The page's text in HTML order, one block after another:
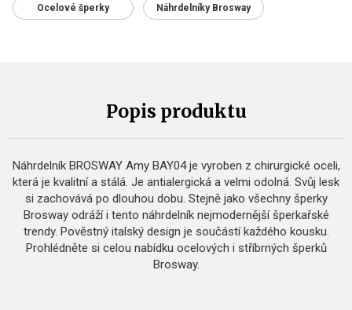
Ocelové šperky Náhrdelníky Brosway
Popis produktu
Náhrdelník BROSWAY Amy BAY04 je vyroben z chirurgické oceli,
která je kvalitní a stálá. Je antialergická a velmi odolná. Svůj lesk
si zachovává po dlouhou dobu. Stejně jako všechny šperky
Brosway odráží i tento náhrdelník nejmodernější šperkařské
trendy. Pověstný italský design je součástí každého kousku.
Prohlédněte si celou nabídku ocelových i stříbrných šperků
Brosway.